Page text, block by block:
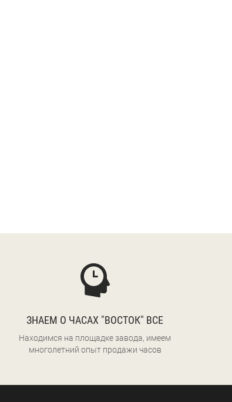
ЗНАЕМ О ЧАСАХ "ВОСТОК" ВСЕ
Находимся на площадке завода, имеем
многолетний опыт продажи часов